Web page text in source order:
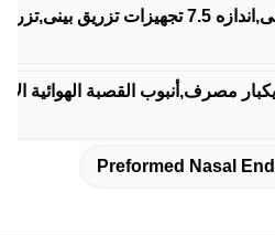
مصرف,أنبوب القصبة الهوائية
Preformed Nasal